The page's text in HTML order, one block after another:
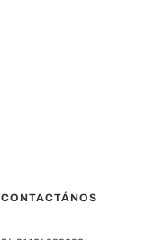
CONTACTÁNOS